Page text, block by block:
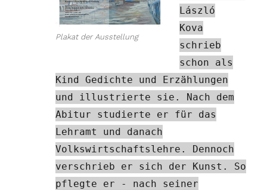
Plakat der Ausstellung
László
Kova
schrieb
schon als
Kind Gedichte und Erzählungen
und illustrierte sie. Nach dem
Abitur studierte er für das
Lehramt und danach
Volkswirtschaftslehre. Dennoch
verschrieb er sich der Kunst. So
pflegte er - nach seiner